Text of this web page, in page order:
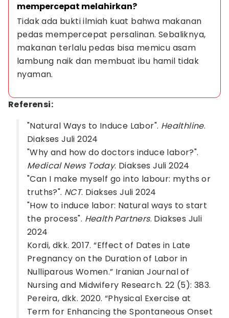
mempercepat melahirkan?
Tidak ada bukti ilmiah kuat bahwa makanan
pedas mempercepat persalinan. Sebaliknya,
makanan terlalu pedas bisa memicu asam
lambung naik dan membuat ibu hamil tidak
nyaman.
Referensi:
"Natural Ways to Induce Labor". Healthline.
Diakses Juli 2024
"Why and how do doctors induce labor?".
Medical News Today. Diakses Juli 2024
"Can I make myself go into labour: myths or
truths?". NCT. Diakses Juli 2024
"How to induce labor: Natural ways to start
the process". Health Partners. Diakses Juli
2024
Kordi, dkk. 2017. “Effect of Dates in Late
Pregnancy on the Duration of Labor in
Nulliparous Women.” Iranian Journal of
Nursing and Midwifery Research. 22 (5): 383.
Pereira, dkk. 2020. “Physical Exercise at
Term for Enhancing the Spontaneous Onset